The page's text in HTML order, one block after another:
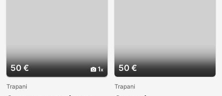
50 € 1
Trapani
50 €
Trapani